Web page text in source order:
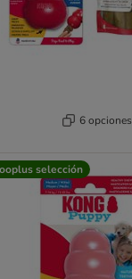
6 opciones
selección